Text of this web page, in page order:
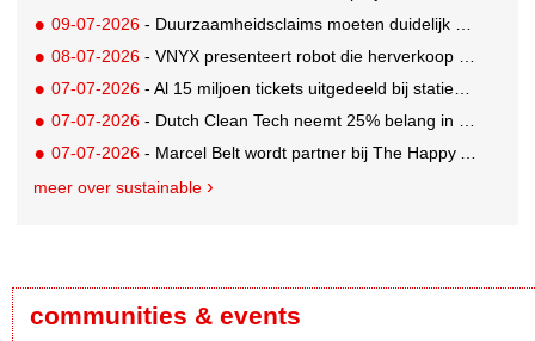
09-07-2026 - Duurzaamheidsclaims moeten duidelijk en controleerbaar zijn vanaf 27 september
08-07-2026 - VNYX presenteert robot die herverkoop van kleding vergemakkelijkt
07-07-2026 - Al 15 miljoen tickets uitgedeeld bij statiegeldwinactie met Tikkie
07-07-2026 - Dutch Clean Tech neemt 25% belang in bijna honderd jaar oud drinkwaterbedrijf in Guatemala
07-07-2026 - Marcel Belt wordt partner bij The Happy Activist
meer over sustainable
communities & events